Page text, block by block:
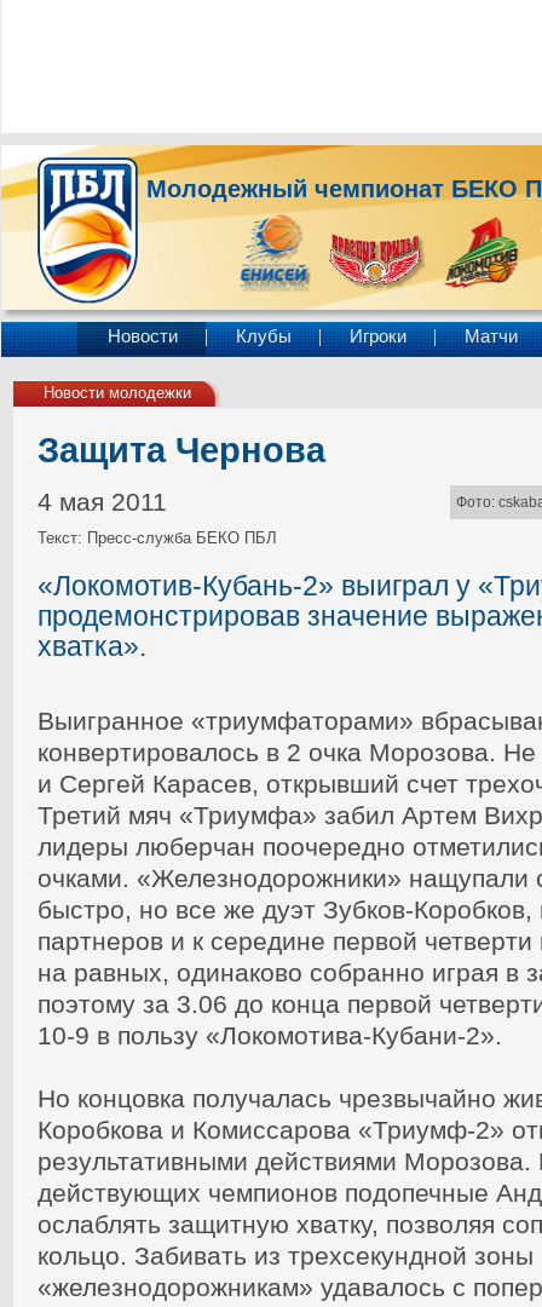
Молодежный чемпионат БЕКО
Новости Клубы Игроки Матчи
Новости молодежки
Защита Чернова
Фото:
4 мая 2011
Текст: Пресс-служба БЕКО ПБЛ
«Локомотив-Кубань-2» выиграл у
продемонстрировав значение
хватка».
Выигранное «триумфаторами»
конвертировалось в 2 очка Морозова.
и Сергей Карасев, открывший счет
Третий мяч «Триумфа» забил Артем
лидеры люберчан поочередно
очками. «Железнодорожники» нащупали
быстро, но все же дуэт Зубков-
партнеров и к середине первой
на равных, одинаково собранно играя в
поэтому за 3.06 до конца первой
10-9 в пользу «Локомотива-Кубани-2».
Но концовка получалась чрезвычайно
Коробкова и Комиссарова «Триумф-2»
результативными действиями Морозова.
действующих чемпионов подопечные
ослаблять защитную хватку, позволяя
кольцо. Забивать из трехсекундной зоны
«железнодорожникам» удавалось с